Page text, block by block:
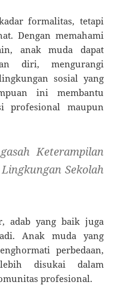
formalitas, tetapi
Dengan memahami
anak muda dapat
diri, mengurangi
sosial yang
ini membantu
profesional maupun
Keterampilan
Sekolah
adab yang baik juga
Anak muda yang
perbedaan,
disukai dalam
profesional.